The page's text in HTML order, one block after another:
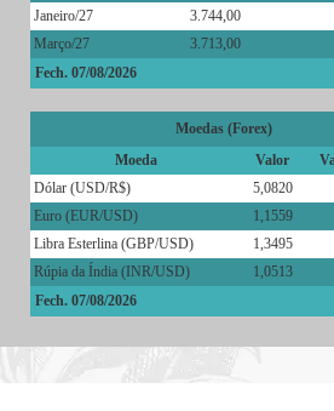
Janeiro/27
3.744,00
Março/27
3.713,00
Fech. 07/08/2026
Moedas (Forex)
Moeda
Valor
Dólar (USD/R$)
5,0820
Euro (EUR/USD)
1,1559
Libra Esterlina (GBP/USD)
1,3495
Rúpia da Índia (INR/USD)
1,0513
Fech. 07/08/2026